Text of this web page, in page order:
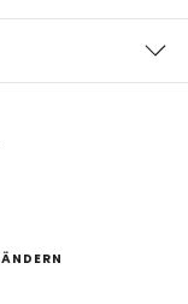
ÄNDERN